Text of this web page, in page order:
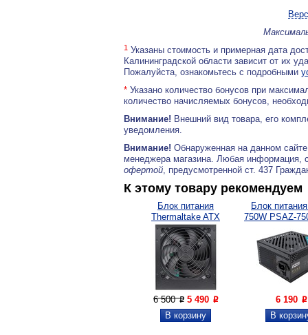
1 Указаны стоимость и примерная дата
Калининградской области зависит от их
Пожалуйста, ознакомьтесь с подробными
* Указано количество бонусов при
количество начисляемых бонусов,
Внимание! Внешний вид товара, его
уведомления.
Внимание! Обнаруженная на данном
менеджера магазина. Любая информация,
офертой, предусмотренной ст. 437
К этому товару рекомендуем
Блок питания
Thermaltake ATX
650W...
6 500P 5 490 P
Блок
750W PSAZ-
6 190 P